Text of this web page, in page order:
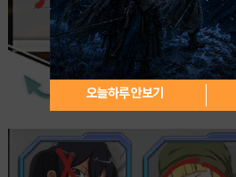
오늘하루 안보기